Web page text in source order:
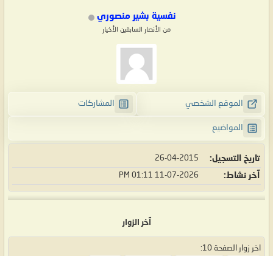
نفسية بشير منصوري
من الأنصار السابقين الأخيار
الموقع الشخصي المشاركات
المواضيع
تاريخ التسجيل 26-04-2015
آخر نشاط 11-07-2026
01:11 PM
آخر الزوار
اخر زوار الصفحة 10: